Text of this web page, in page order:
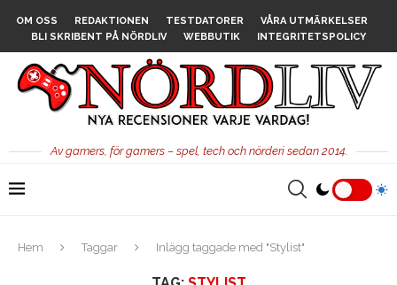
OM OSS REDAKTIONEN TESTDATORER
VÅRA UTMÄRKELSER
BLI SKRIBENT PÅ NÖRDLIV
WEBBUTIK INTEGRITETSPOLICY
Av gamers, för gamers – spel, tech och nörderi sedan 2014.
Hem Taggar Inlägg taggade med "Stylist"